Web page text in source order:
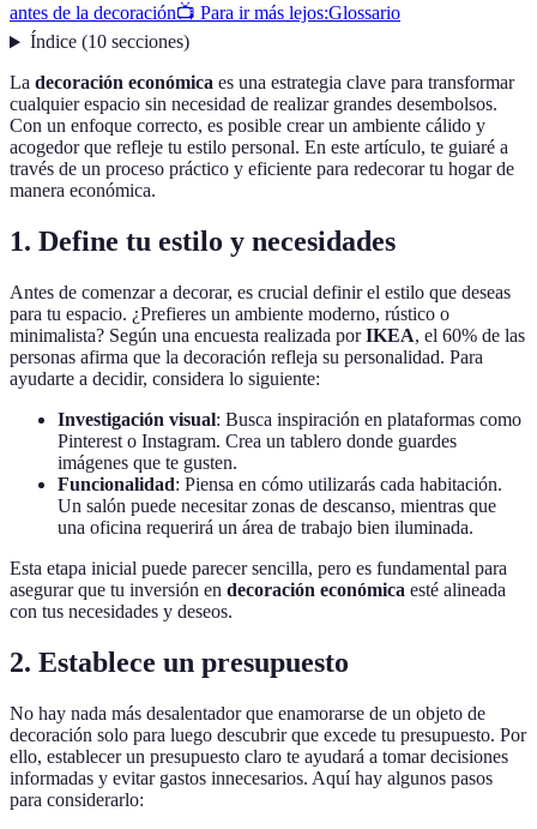
antes de la decoración📺 Para ir más lejos:Glossario
Índice(10 secciones)
La decoración económica es una estrategia clave para transformar
cualquier espacio sin necesidad de realizar grandes desembolsos.
Con un enfoque correcto, es posible crear un ambiente cálido y
acogedor que refleje tu estilo personal. En este artículo, te guiaré a
través de un proceso práctico y eficiente para redecorar tu hogar de
manera económica.
1. Define tu estilo y necesidades
Antes de comenzar a decorar, es crucial definir el estilo que deseas
para tu espacio. ¿Prefieres un ambiente moderno, rústico o
minimalista? Según una encuesta realizada porIKEA, el 60% de las
personas afirma que la decoración refleja su personalidad. Para
ayudarte a decidir, considera lo siguiente:
Investigación visual: Busca inspiración en plataformas como
Pinterest o Instagram. Crea un tablero donde guardes
imágenes que te gusten.
Funcionalidad: Piensa en cómo utilizarás cada habitación.
Un salón puede necesitar zonas de descanso, mientras que
una oficina requerirá un área de trabajo bien iluminada.
Esta etapa inicial puede parecer sencilla, pero es fundamental para
asegurar que tu inversión en decoración económica esté alineada
con tus necesidades y deseos.
2. Establece un presupuesto
No hay nada más desalentador que enamorarse de un objeto de
decoración solo para luego descubrir que excede tu presupuesto. Por
ello, establecer un presupuesto claro te ayudará a tomar decisiones
informadas y evitar gastos innecesarios. Aquí hay algunos pasos
para considerarlo: